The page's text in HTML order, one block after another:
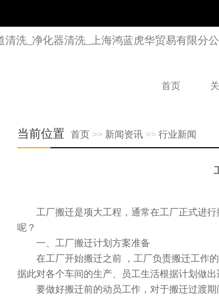
首页
当前位置 首页 >> 新闻资讯 >> 行业新闻
工厂搬迁是项大工程，通常在工厂正式进
呢？
一、工厂搬迁计划方案准备
在工厂开始搬迁之前 ，工厂负责搬迁工作
据此对各个车间的生产、员工生活根据计划做出
要做好搬迁前的动员工作，对于搬迁过渡